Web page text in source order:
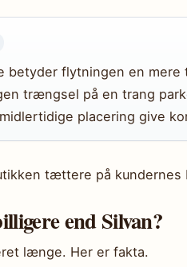
betyder flytningen en
trængsel på en trang
placering give
tættere på kundernes
end Silvan?
længe. Her er fakta.